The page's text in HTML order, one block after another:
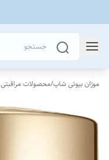
موژان بیوتی شاپ/محصولات مراقبتی